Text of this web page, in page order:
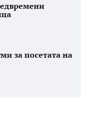
за посетата на